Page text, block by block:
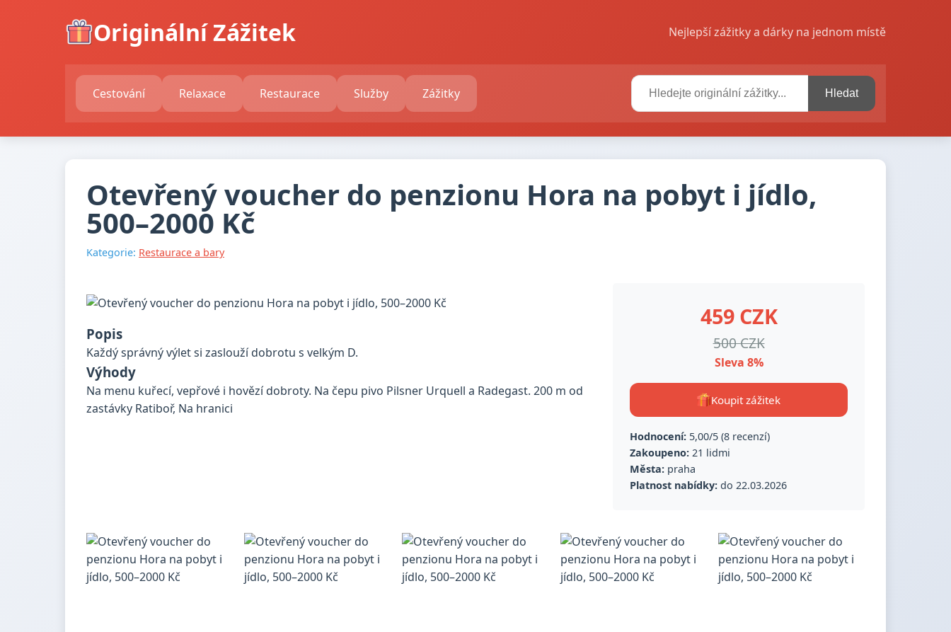
Originální Zážitek Nejlepší zážitky a dárky na jednom místě
Cestování Relaxace Restaurace Služby Zážitky Hledat
Otevřený voucher do penzionu Hora na pobyt i jídlo,
500–⁠⁠⁠⁠⁠⁠2000 Kč
Kategorie: Restaurace a bary
Popis
Každý správný výlet si zaslouží dobrotu s velkým D.
Výhody
Na menu kuřecí, vepřové i hovězí dobroty. Na čepu pivo Pilsner Urquell a Radegast. 200 m od
zastávky Ratiboř, Na hranici
459 CZK
500 CZK
Sleva 8%
Koupit zážitek
Hodnocení: 5,00/5 (8 recenzí)
Zakoupeno: 21 lidmi
Města: praha
Platnost nabídky: do 22.03.2026